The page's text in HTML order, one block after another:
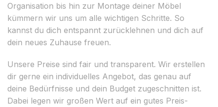
Organisation bis hin zur Montage deiner Möbel
kümmern wir uns um alle wichtigen Schritte. So
kannst du dich entspannt zurücklehnen und dich auf
dein neues Zuhause freuen.
Unsere Preise sind fair und transparent. Wir erstellen
dir gerne ein individuelles Angebot, das genau auf
deine Bedürfnisse und dein Budget zugeschnitten ist.
Dabei legen wir großen Wert auf ein gutes Preis-